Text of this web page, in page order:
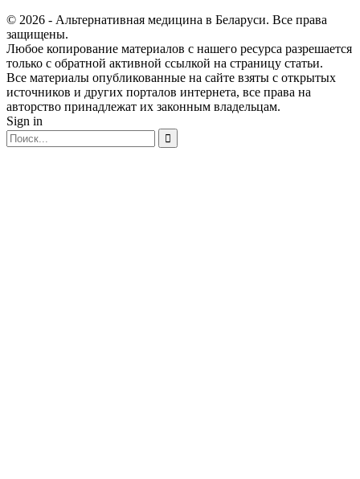
© 2026 - Альтернативная медицина в Беларуси. Все права
защищены.
Любое копирование материалов с нашего ресурса разрешается
только с обратной активной ссылкой на страницу статьи.
Все материалы опубликованные на сайте взяты с открытых
источников и других порталов интернета, все права на
авторство принадлежат их законным владельцам.
Sign in